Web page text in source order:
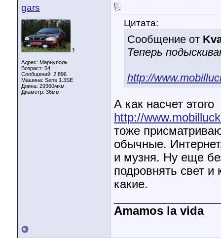
gars
?
Адрес: Мариуполь
Возраст: 54
Сообщений: 2,896
Машина: Sens 1.3SE
Длина: 29360мкм
Диаметр: 36мм
Цитата:
Сообщение от
Теперь
http://
А как насчет этого
http://
тоже
обычные.
и музня. Ну еще
подровнять свет
какие.
Amamos la vida